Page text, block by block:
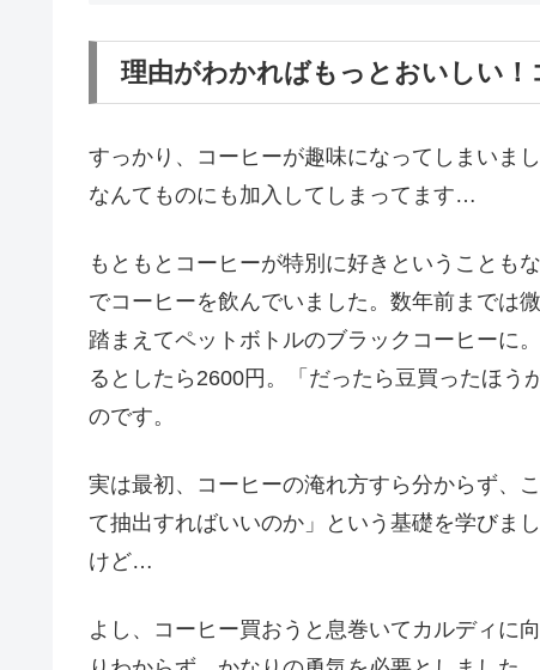
理由がわかればもっとおいしい
すっかり、コーヒーが趣味になってしまいま
なんてものにも加入してしまってます…
もともとコーヒーが特別に好きということも
でコーヒーを飲んでいました。数年前までは
踏まえてペットボトルのブラックコーヒーに
るとしたら2600円。「だったら豆買ったほう
のです。
実は最初、コーヒーの淹れ方すら分からず、
て抽出すればいいのか」という基礎を学びま
けど…
よし、コーヒー買おうと息巻いてカルディに